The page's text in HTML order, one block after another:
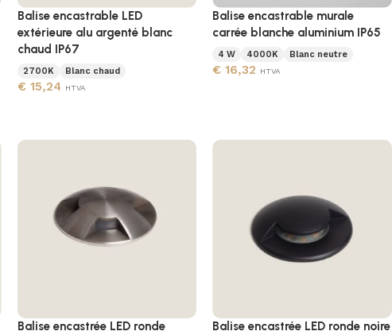
Balise encastrable LED
extérieure alu argenté blanc
chaud IP67
2700K Blanc chaud
€15,24 HTVA
Balise encastrable murale
carrée blanche aluminium IP65
4 W 4000K Blanc neutre
€ 16,32 HTVA
Balise encastrée LED ronde
Balise encastrée LED ronde noire